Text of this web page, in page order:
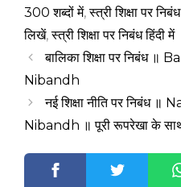
300 शब्दों में,स्त्री शिक्षा पर
लिखें,स्त्री शिक्षा पर निबंध हिंदी में
बालिका शिक्षा पर निबंध
Nibandh
नई शिक्षा नीति पर निबंध
Nibandh ॥ पूरी रूपरेखा के